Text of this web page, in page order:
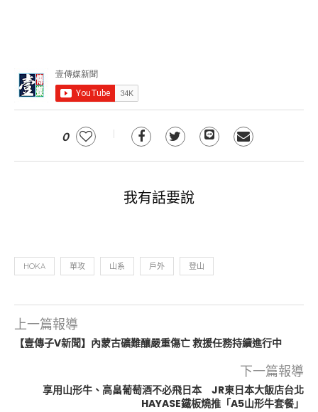
0
我有話要說
HOKA 單攻 山系 戶外 登山
上一篇報導
【壹傳子V新聞】內蒙古礦難釀嚴重傷亡 救援任務持續進行中
下一篇報導
享用山形牛、高畠葡萄酒不必飛日本 JR東日本大飯店台北
HAYASE鐵板燒推「A5山形牛套餐」